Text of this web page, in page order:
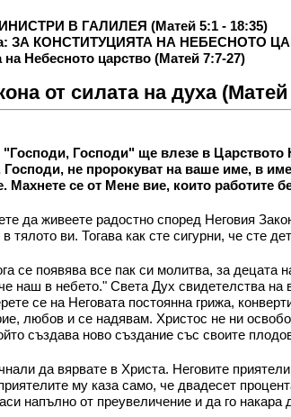
В ГАЛИЛЕЯ (Матей 5:1 - 18:35)
ЗА КОНСТИТУЦИЯТА НА НЕБЕСНОТО
на Небесното царство (Матей 7:7-27)
от силата на духа
"Господи, Господи" ще влезе в
не пророкуват на ваше име, в
се от Мене вие, които работите
да живеете радостно според Неговия
ви. Тогава как сте сигурни, че сте
се появява все пак си молитва, за децата
наш в небето." Света Дух свидетелства
се на Неговата постоянна грижа,
любов и се надявам. Христос не ни
създава ново създание със своите
да вярвате в Христа. Неговите
му каза само, че двадесет
напълно от преувеличение и да го